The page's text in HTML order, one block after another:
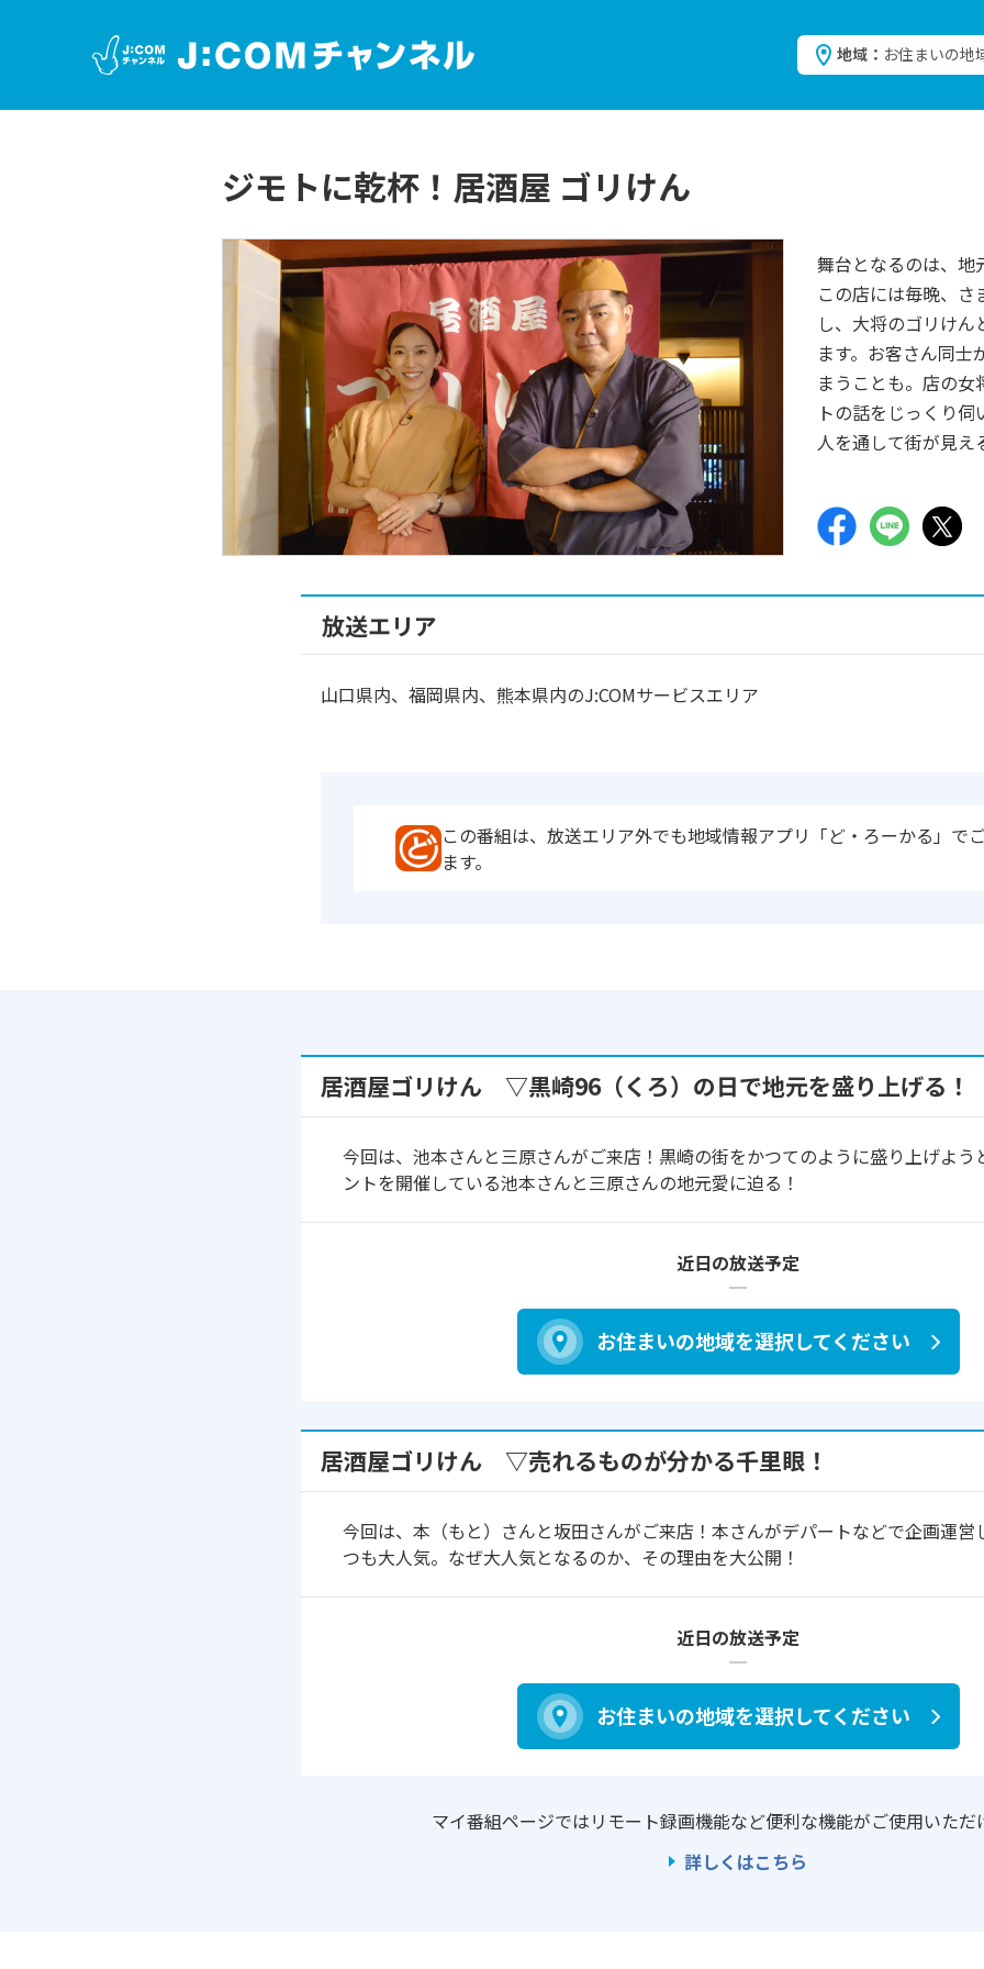
地域： お住まいの地
ジモトに乾杯！居酒屋 ゴリけん
舞台となるのは、地
この店には毎晩、
し、大将のゴリけ
ます。お客さん同士
まうことも。店の
トの話をじっくり伺
人を通して街が見え
放送エリア
山口県内、福岡県内、熊本県内のJ:COMサービスエリア
この番組は、放送エリア外でも地域情報アプリ「ど・ろーかる」で
ます。
居酒屋ゴリけん ▽黒崎96（くろ）の日で地元を盛り上げる！
今回は、池本さんと三原さんがご来店！黒崎の街をかつてのように盛り上げよう
ントを開催している池本さんと三原さんの地元愛に迫る！
近日の放送予定
お住まいの地域を選択してください
居酒屋ゴリけん ▽売れるものが分かる千里眼！
今回は、本（もと）さんと坂田さんがご来店！本さんがデパートなどで企画運営
つも大人気。なぜ大人気となるのか、その理由を大公開！
近日の放送予定
お住まいの地域を選択してください
マイ番組ページではリモート録画機能など便利な機能がご使用いただ
詳しくはこちら